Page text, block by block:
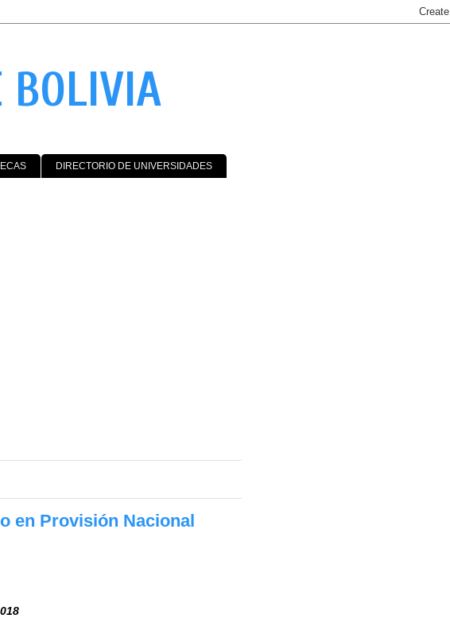
BOLIVIA
DIRECTORIO DE UNIVERSIDADES
en Provisión Nacional